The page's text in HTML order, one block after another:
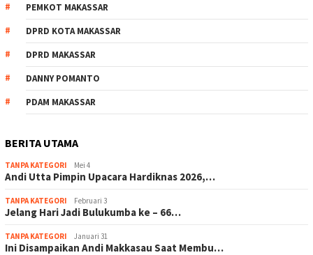
PEMKOT MAKASSAR
DPRD KOTA MAKASSAR
DPRD MAKASSAR
DANNY POMANTO
PDAM MAKASSAR
BERITA UTAMA
TANPA KATEGORI Mei 4
Andi Utta Pimpin Upacara Hardiknas 2026,…
TANPA KATEGORI Februari 3
Jelang Hari Jadi Bulukumba ke – 66…
TANPA KATEGORI Januari 31
Ini Disampaikan Andi Makkasau Saat Membu…